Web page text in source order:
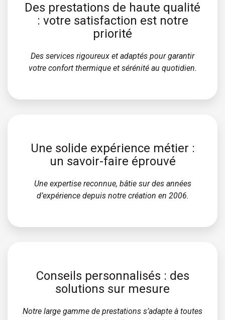
Des prestations de haute qualité
: votre satisfaction est notre
priorité
Des services rigoureux et adaptés pour garantir
votre confort thermique et sérénité au quotidien.
Une solide expérience métier :
un savoir-faire éprouvé
Une expertise reconnue, bâtie sur des années
d’expérience depuis notre création en 2006.
Conseils personnalisés : des
solutions sur mesure
Notre large gamme de prestations s’adapte à toutes